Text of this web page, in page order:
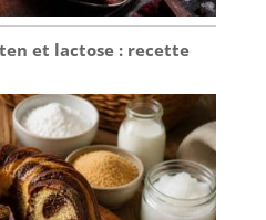
et lactose : recette